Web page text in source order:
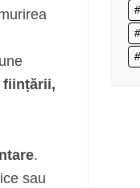
ființării,
.
sau